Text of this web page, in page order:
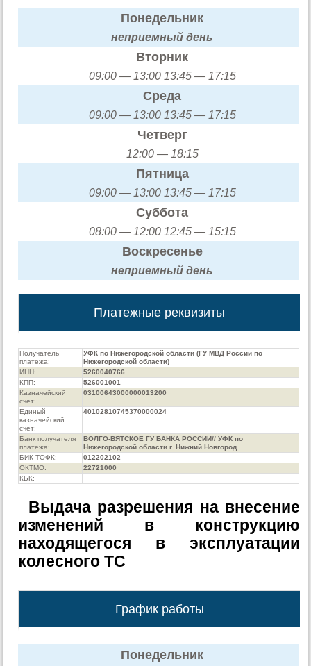
Понедельник
неприемный день
Вторник
09:00 — 13:00 13:45 — 17:15
Среда
09:00 — 13:00 13:45 — 17:15
Четверг
12:00 — 18:15
Пятница
09:00 — 13:00 13:45 — 17:15
Суббота
08:00 — 12:00 12:45 — 15:15
Воскресенье
неприемный день
Платежные реквизиты
Получатель
платежа:
УФК по Нижегородской области (ГУ МВД России по
Нижегородской области)
ИНН:
5260040766
КПП:
526001001
Казначейский
счет:
03100643000000013200
Единый
казначейский
счет:
40102810745370000024
Банк получателя
платежа:
ВОЛГО-ВЯТСКОЕ ГУ БАНКА РОССИИ// УФК по
Нижегородской области г. Нижний Новгород
БИК ТОФК:
012202102
ОКТМО:
22721000
КБК:
Выдача разрешения на внесение
изменений в конструкцию
находящегося в эксплуатации
колесного ТС
График работы
Понедельник